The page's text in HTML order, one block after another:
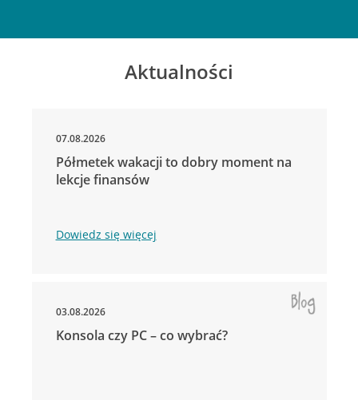
Aktualności
07.08.2026
Półmetek wakacji to dobry moment na
lekcje finansów
Dowiedz się więcej
03.08.2026
Konsola czy PC – co wybrać?